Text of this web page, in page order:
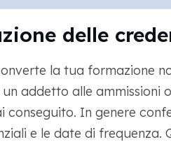
delle
la tua formazione
addetto alle ammissioni
conseguito. In genere
e le date di frequenza.